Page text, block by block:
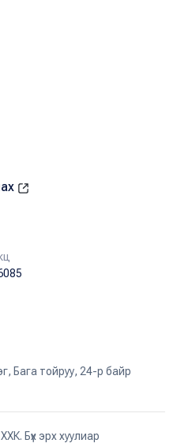
Бага тойруу, 24-р байр
Бүх эрх хуулиар